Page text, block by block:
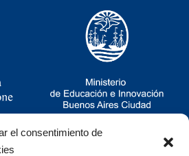
el consentimiento de